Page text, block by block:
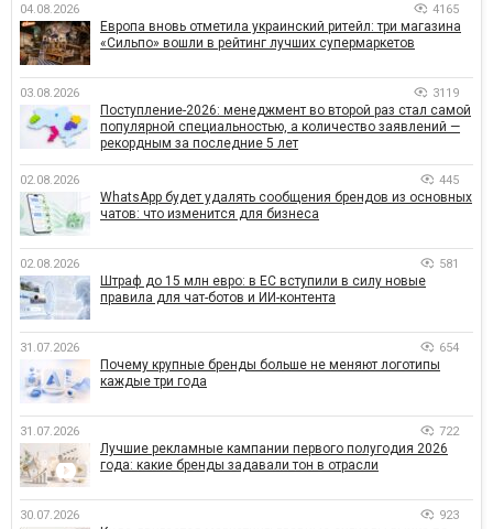
04.08.2026 4165
Европа вновь отметила украинский ритейл: три магазина
«Сильпо» вошли в рейтинг лучших супермаркетов
03.08.2026 3119
Поступление-2026: менеджмент во второй раз стал самой
популярной специальностью, а количество заявлений —
рекордным за последние 5 лет
02.08.2026 445
WhatsApp будет удалять сообщения брендов из основных
чатов: что изменится для бизнеса
02.08.2026 581
Штраф до 15 млн евро: в ЕС вступили в силу новые
правила для чат-ботов и ИИ-контента
31.07.2026 654
Почему крупные бренды больше не меняют логотипы
каждые три года
31.07.2026 722
Лучшие рекламные кампании первого полугодия 2026
года: какие бренды задавали тон в отрасли
30.07.2026 923